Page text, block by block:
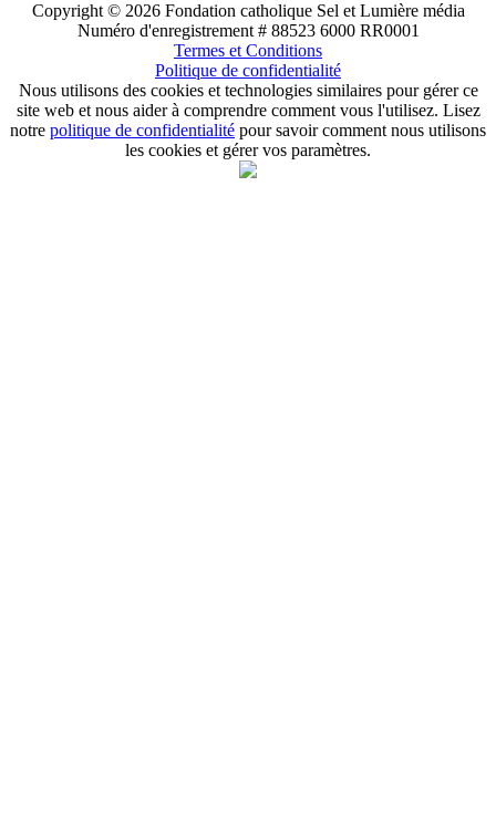
Copyright © 2026 Fondation catholique Sel et Lumière média
Numéro d'enregistrement # 88523 6000 RR0001
Termes et Conditions
Politique de confidentialité
Nous utilisons des cookies et technologies similaires pour gérer ce
site web et nous aider à comprendre comment vous l'utilisez. Lisez
notre politique de confidentialité pour savoir comment nous utilisons
les cookies et gérer vos paramètres.